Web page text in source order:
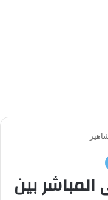
المباشر بين